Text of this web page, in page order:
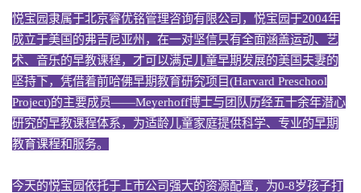
悦宝园隶属于北京睿优铭管理咨询有限公司，悦宝园于2004年
成立于美国的弗吉尼亚州，在一对坚信只有全面涵盖运动、艺
术、音乐的早教课程，才可以满足儿童早期发展的美国夫妻的
坚持下，凭借着前哈佛早期教育研究项目(Harvard Preschool
Project)的主要成员——Meyerhoff博士与团队历经五十余年潜心
研究的早教课程体系，为适龄儿童家庭提供科学、专业的早期
教育课程和服务。
今天的悦宝园依托于上市公司强大的资源配置，为0-8岁孩子打